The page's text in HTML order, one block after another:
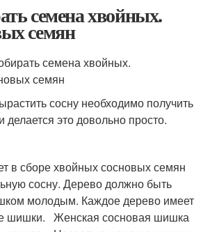
семена хвойных.
семян
сосну необходимо получить
это довольно просто.
в сборе хвойных сосновых семян
сосну. Дерево должно быть
молодым. Каждое дерево имеет
шишки. Женская сосновая шишка